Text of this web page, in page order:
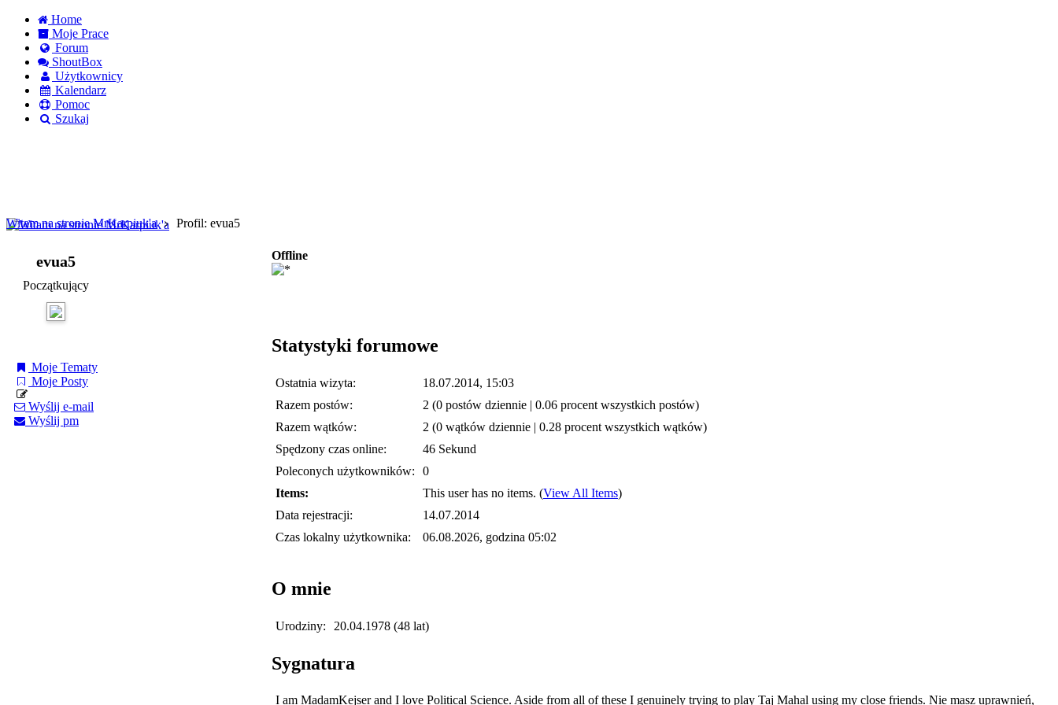
Home
Moje Prace
Forum
ShoutBox
Użytkownicy
Kalendarz
Pomoc
Szukaj
Witam na stronie MrKarpiuk'a
Profil: evua5
evua5
Początkujący
Moje Tematy
Moje Posty
Wyślij e-mail
Wyślij pm
Offline
Statystyki forumowe
Ostatnia wizyta:
18.07.2014, 15:03
Razem postów:
2 (0 postów dziennie | 0.06 procent wszystkich postów)
Razem wątków:
2 (0 wątków dziennie | 0.28 procent wszystkich wątków)
Spędzony czas online:
46 Sekund
Poleconych użytkowników:
0
Items:
This user has no items. (View All Items)
Data rejestracji:
14.07.2014
Czas lokalny użytkownika:
06.08.2026, godzina 05:02
O mnie
Urodziny: 20.04.1978 (48 lat)
Sygnatura
I am MadamKejser and I love Political Science. Aside from all of these I genuinely trying to play Taj Mahal using my close friends. Nie masz uprawnień,